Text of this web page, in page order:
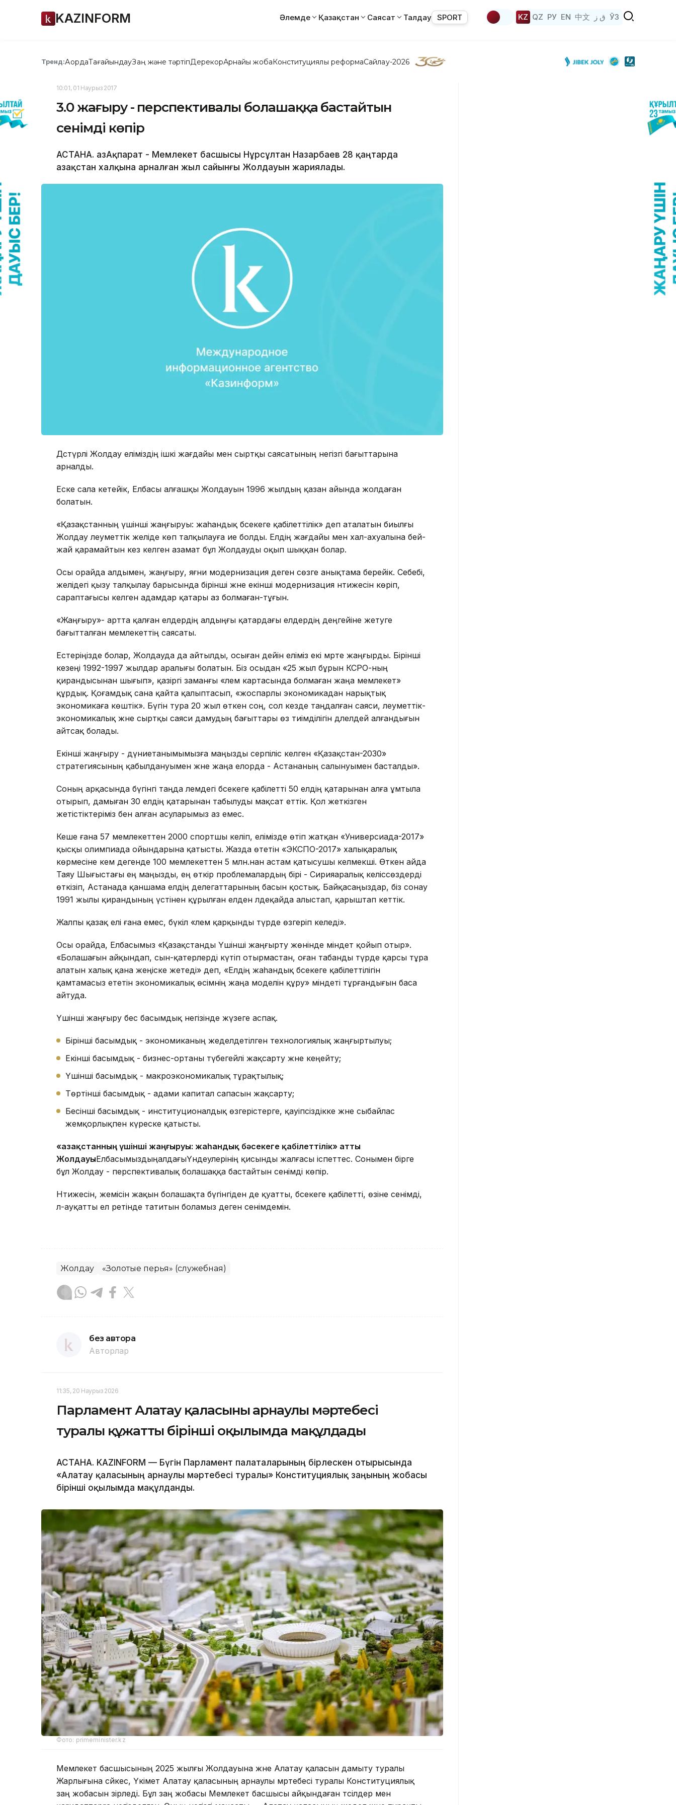
KAZINFORM Әлемде Қазақстан Саясат Талдау SPORT KZ QZ РУ EN 中文 ق ز ЎЗ
Тренд:АқордаТағайындауЗаң және тәртіпДерекқорАрнайы жобаКонституциялық реформаСайлау-2026
10:01, 01 Наурыз 2017
3.0 жаңғыру - перспективалы болашаққа бастайтын
сенімді көпір
АСТАНА. ҚазАқпарат - Мемлекет басшысы Нұрсұлтан Назарбаев 28 қаңтарда
Қазақстан халқына арналған жыл сайынғы Жолдауын жариялады.
Дәстүрлі Жолдау еліміздің ішкі жағдайы мен сыртқы саясатының негізгі бағыттарына
арналды.
Еске сала кетейік, Елбасы алғашқы Жолдауын 1996 жылдың қазан айында жолдаған
болатын.
«Қазақстанның үшінші жаңғыруы: жаһандық бәсекеге қабілеттілік» деп аталатын биылғы
Жолдау әлеуметтік желіде көп талқылауға ие болды. Елдің жағдайы мен хал-ахуалына бей-
жай қарамайтын кез келген азамат бұл Жолдауды оқып шыққан болар.
Осы орайда алдымен, жаңғыру, яғни модернизация деген сөзге анықтама берейік. Себебі,
желідегі қызу талқылау барысында бірінші және екінші модернизация нәтижесін көріп,
сараптағысы келген адамдар қатары аз болмаған-тұғын.
«Жаңғыру»- артта қалған елдердің алдыңғы қатардағы елдердің деңгейіне жетуге
бағытталған мемлекеттің саясаты.
Естеріңізде болар, Жолдауда да айтылды, осыған дейін еліміз екі мәрте жаңғырды. Бірінші
кезеңі 1992-1997 жылдар аралығы болатын. Біз осыдан «25 жыл бұрын КСРО-ның
қирандысынан шығып», қазіргі заманғы «әлем картасында болмаған жаңа мемлекет»
құрдық. Қоғамдық сана қайта қалыптасып, «жоспарлы экономикадан нарықтық
экономикаға көштік». Бүгін тура 20 жыл өткен соң, сол кезде таңдалған саяси, әлеуметтік-
экономикалық және сыртқы саяси дамудың бағыттары өз тиімділігін дәлелдей алғандығын
айтсақ болады.
Екінші жаңғыру - дүниетанымымызға маңызды серпіліс әкелген «Қазақстан-2030»
стратегиясының қабылдануымен және жаңа елорда - Астананың салынуымен басталды».
Соның арқасында бүгінгі таңда әлемдегі бәсекеге қабілетті 50 елдің қатарынан алға ұмтыла
отырып, дамыған 30 елдің қатарынан табылуды мақсат еттік. Қол жеткізген
жетістіктеріміз бен алған асуларымыз аз емес.
Кеше ғана 57 мемлекеттен 2000 спортшы келіп, елімізде өтіп жатқан «Универсиада-2017»
қысқы олимпиада ойындарына қатысты. Жазда өтетін «ЭКСПО-2017» халықаралық
көрмесіне кем дегенде 100 мемлекеттен 5 млн.нан астам қатысушы келмекші. Өткен айда
Таяу Шығыстағы ең маңызды, ең өткір проблемалардың бірі - Сирияаралық келіссөздерді
өткізіп, Астанада қаншама елдің делегаттарының басын қостық. Байқасаңыздар, біз сонау
1991 жылы қирандының үстінен құрылған елден әлдеқайда алыстап, қарыштап кеттік.
Жалпы қазақ елі ғана емес, бүкіл «әлем қарқынды түрде өзгеріп келеді».
Осы орайда, Елбасымыз «Қазақстанды Үшінші жаңғырту жөнінде міндет қойып отыр».
«Болашағын айқындап, сын-қатерлерді күтіп отырмастан, оған табанды түрде қарсы тұра
алатын халық қана жеңіске жетеді» деп, «Елдің жаһандық бәсекеге қабілеттілігін
қамтамасыз ететін экономикалық өсімнің жаңа моделін құру» міндеті тұрғандығын баса
айтуда.
Үшінші жаңғыру бес басымдық негізінде жүзеге аспақ.
Бірінші басымдық - экономиканың жеделдетілген технологиялық жаңғыртылуы;
Екінші басымдық - бизнес-ортаны түбегейлі жақсарту және кеңейту;
Үшінші басымдық - макроэкономикалық тұрақтылық;
Төртінші басымдық - адами капитал сапасын жақсарту;
Бесінші басымдық - институционалдық өзгерістерге, қауіпсіздікке және сыбайлас
жемқорлықпен күреске қатысты.
«Қазақстанның үшінші жаңғыруы: жаһандық бәсекеге қабілеттілік» атты
ЖолдауыЕлбасымыздыңалдағыҮндеулерінің қисынды жалғасы іспеттес. Сонымен бірге
бұл Жолдау - перспективалық болашаққа бастайтын сенімді көпір.
Нәтижесін, жемісін жақын болашақта бүгінгіден де қуатты, бәсекеге қабілетті, өзіне сенімді,
әл-ауқатты ел ретінде татитын боламыз деген сенімдемін.
Жолдау «Золотые перья» (служебная)
без автора
Авторлар
11:35, 20 Наурыз 2026
Парламент Алатау қаласының арнаулы мәртебесі
туралы құжатты бірінші оқылымда мақұлдады
АСТАНА. KAZINFORM — Бүгін Парламент палаталарының бірлескен отырысында
«Алатау қаласының арнаулы мәртебесі туралы» Конституциялық заңының жобасы
бірінші оқылымда мақұлданды.
Фото: primeminister.kz
Мемлекет басшысының 2025 жылғы Жолдауына және Алатау қаласын дамыту туралы
Жарлығына сәйкес, Үкімет Алатау қаласының арнаулы мәртебесі туралы Конституциялық
заң жобасын әзірледі. Бұл заң жобасы Мемлекет басшысы айқындаған тәсілдер мен